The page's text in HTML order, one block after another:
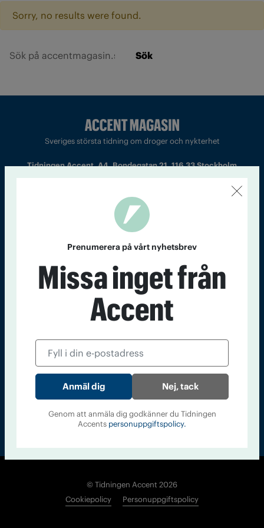
Sorry, no results were found.
Sök
Sveriges största tidning om droger och nykterhet
Tidningen Accent, A4, Bondegatan 21, 116 33 Stockholm
Chefredaktör och ansvarig utgivare: Barbro Janson Lundkvist,
barbro@a4.se.
Kontakt Om Tidningen Tidningsarkiv In English
Läs tidigare
Accent
© Tidningen Accent 2026
Cookiepolicy
Personuppgiftspolicy
Prenumerera på vårt nyhetsbrev
Missa inget från
Accent
Nej, tack
Genom att anmäla dig godkänner du Tidningen
Accents personuppgiftspolicy.